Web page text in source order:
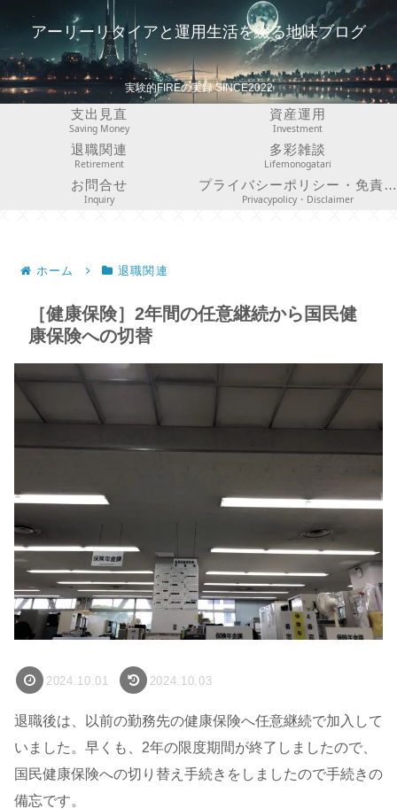
アーリーリタイアと運用生活を綴る地味ブログ
実験的FIREの実録 SINCE2022
支出見直
Saving Money
資産運用
Investment
退職関連
Retirement
多彩雑談
Lifemonogatari
お問合せ
Inquiry
プライバシーポリシー・免責事項
Privacypolicy・Disclaimer
ホーム 退職関連
［健康保険］2年間の任意継続から国民健
康保険への切替
2024.10.01 2024.10.03
退職後は、以前の勤務先の健康保険へ任意継続で加入して
いました。早くも、2年の限度期間が終了しましたので、
国民健康保険への切り替え手続きをしましたので手続きの
備忘です。